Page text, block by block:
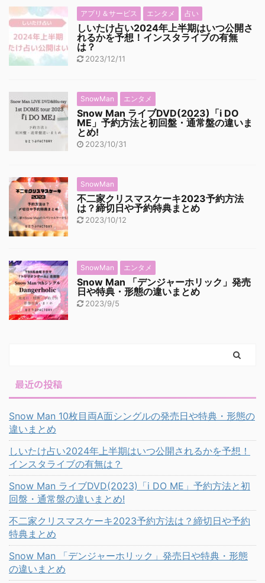
アプリ＆サービス エンタメ 占い
しいたけ占い2024年上半期はいつ公開さ
れるかを予想！インスタライブの有無
は？
2023/12/11
SnowMan エンタメ
Snow Man ライブDVD(2023)「i DO
ME」予約方法と初回盤・通常盤の違いま
とめ!
2023/10/31
SnowMan
不二家クリスマスケーキ2023予約方法
は？締切日や予約特典まとめ
2023/10/12
SnowMan エンタメ
Snow Man 「デンジャーホリック」発売
日や特典・形態の違いまとめ
2023/9/5
最近の投稿
Snow Man 10枚目両A面シングルの発売日や特典・形態の
違いまとめ
しいたけ占い2024年上半期はいつ公開されるかを予想！
インスタライブの有無は？
Snow Man ライブDVD(2023)「i DO ME」予約方法と初
回盤・通常盤の違いまとめ!
不二家クリスマスケーキ2023予約方法は？締切日や予約
特典まとめ
Snow Man 「デンジャーホリック」発売日や特典・形態
の違いまとめ